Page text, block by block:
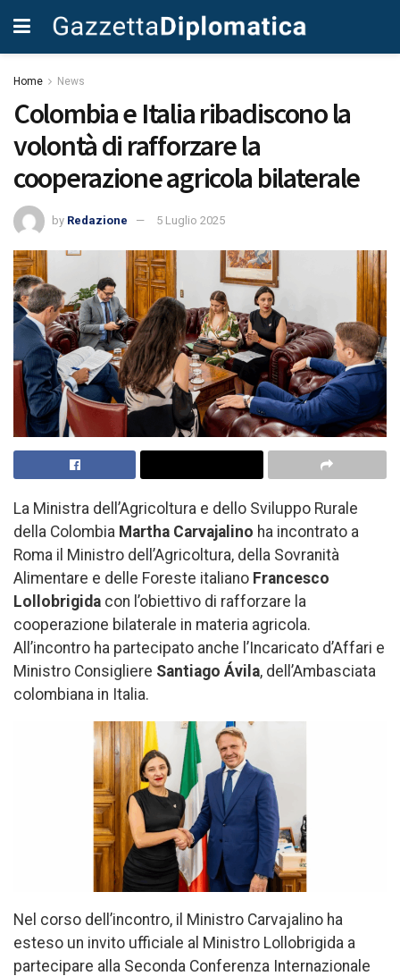
Home News
Colombia e Italia ribadiscono la
volontà di rafforzare la
cooperazione agricola bilaterale
by Redazione 5 Luglio 2025
La Ministra dell’Agricoltura e dello Sviluppo Rurale
della Colombia Martha Carvajalino ha incontrato a
Roma il Ministro dell’Agricoltura, della Sovranità
Alimentare e delle Foreste italiano Francesco
Lollobrigida con l’obiettivo di rafforzare la
cooperazione bilaterale in materia agricola.
All’incontro ha partecipato anche l’Incaricato d’Affari e
Ministro Consigliere Santiago Ávila, dell’Ambasciata
colombiana in Italia.
Nel corso dell’incontro, il Ministro Carvajalino ha
esteso un invito ufficiale al Ministro Lollobrigida a
partecipare alla Seconda Conferenza Internazionale